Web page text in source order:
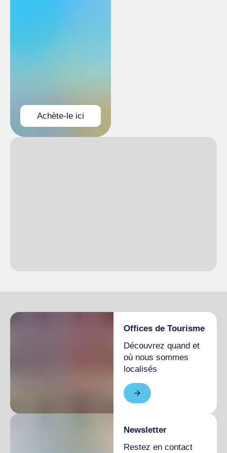
Achète-le ici
Offices de Tourisme
Découvrez quand et
où nous sommes
localisés
Newsletter
Restez en contact